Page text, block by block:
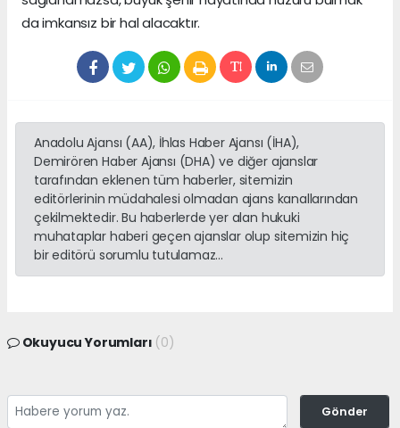
da imkansız bir hal alacaktır.
Anadolu Ajansı (AA), İhlas Haber Ajansı (İHA),
Demirören Haber Ajansı (DHA) ve diğer ajanslar
tarafından eklenen tüm haberler, sitemizin
editörlerinin müdahalesi olmadan ajans kanallarından
çekilmektedir. Bu haberlerde yer alan hukuki
muhataplar haberi geçen ajanslar olup sitemizin hiç
bir editörü sorumlu tutulamaz...
Okuyucu Yorumları (0)
Gönder